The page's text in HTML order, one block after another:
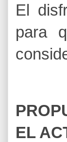
El
para
EL